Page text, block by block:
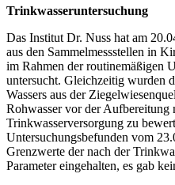
Trinkwasseruntersuchung
Das Institut Dr. Nuss hat am
aus den Sammelmessstellen in
im Rahmen der routinemäßigen
untersucht. Gleichzeitig wurden
Wassers aus der
Rohwasser vor der Aufbereitung
Trinkwasserversorgung zu
Untersuchungsbefunden vom
Grenzwerte der nach der
Parameter eingehalten, es gab